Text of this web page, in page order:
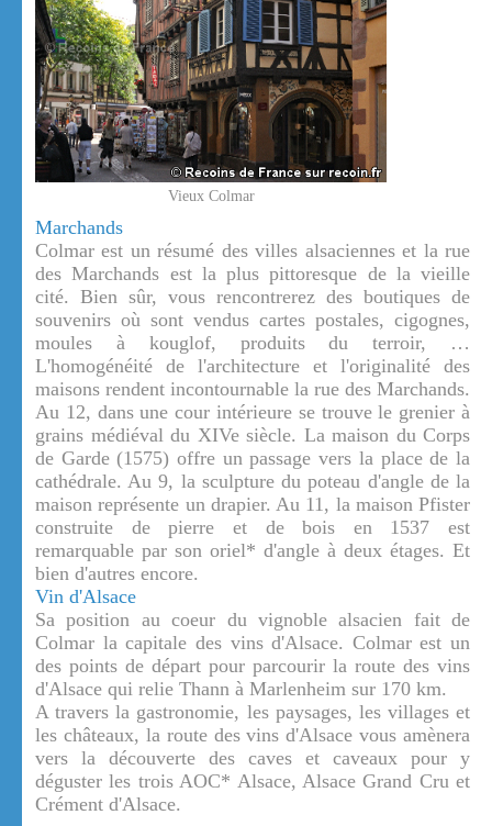
Vieux Colmar
Marchands
Colmar est un résumé des villes alsaciennes et la rue
des Marchands est la plus pittoresque de la vieille
cité. Bien sûr, vous rencontrerez des boutiques de
souvenirs où sont vendus cartes postales, cigognes,
moules à kouglof, produits du terroir, …
L'homogénéité de l'architecture et l'originalité des
maisons rendent incontournable la rue des Marchands.
Au 12, dans une cour intérieure se trouve le grenier à
grains médiéval du XIVe siècle. La maison du Corps
de Garde (1575) offre un passage vers la place de la
cathédrale. Au 9, la sculpture du poteau d'angle de la
maison représente un drapier. Au 11, la maison Pfister
construite de pierre et de bois en 1537 est
remarquable par son oriel* d'angle à deux étages. Et
bien d'autres encore.
Vin d'Alsace
Sa position au coeur du vignoble alsacien fait de
Colmar la capitale des vins d'Alsace. Colmar est un
des points de départ pour parcourir la route des vins
d'Alsace qui relie Thann à Marlenheim sur 170 km.
A travers la gastronomie, les paysages, les villages et
les châteaux, la route des vins d'Alsace vous amènera
vers la découverte des caves et caveaux pour y
déguster les trois AOC* Alsace, Alsace Grand Cru et
Crément d'Alsace.